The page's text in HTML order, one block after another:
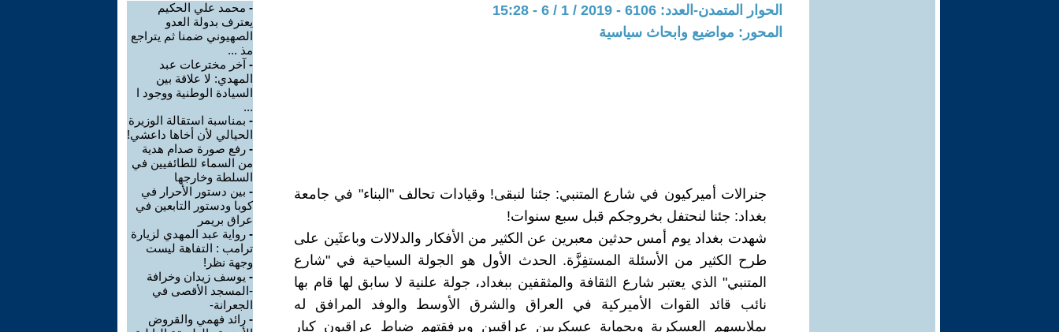
الحوار المتمدن-العدد: 6106 - 2019 / 1 / 6 - 15:28
المحور: مواضيع وابحاث سياسية
جنرالات أميركيون في شارع المتنبي: جئنا لنبقى! وقيادات تحالف "البناء" في جامعة
بغداد: جئنا لنحتفل بخروجكم قبل سبع سنوات!
شهدت بغداد يوم أمس حدثين معبرين عن الكثير من الأفكار والدلالات وباعثَين على
طرح الكثير من الأسئلة المستفِزَّة. الحدث الأول هو الجولة السياحية في "شارع
المتنبي" الذي يعتبر شارع الثقافة والمثقفين ببغداد، جولة علنية لا سابق لها قام بها
نائب قائد القوات الأميركية في العراق والشرق الأوسط والوفد المرافق له
بملابسهم العسكرية وبحماية عسكريين عراقيين وبرفقتهم ضباط عراقيون كبار
- محمد علي الحكيم
يعترف بدولة العدو
الصهيوني ضمنا ثم يتراجع
مذ ...
- آخر مخترعات عبد
المهدي: لا علاقة بين
السيادة الوطنية ووجود ا
...
- بمناسبة استقالة الوزيرة
الحيالي لأن أخاها داعشي!
- رفع صورة صدام هدية
من السماء للطائفيين في
السلطة وخارجها
- بين دستور الأحرار في
كوبا ودستور التابعين في
عراق بريمر
- رواية عبد المهدي لزيارة
ترامب : التفاهة ليست
وجهة نظر!
- يوسف زيدان وخرافة
-المسجد الأقصى في
الجعرانة-
- رائد فهمي والقروض